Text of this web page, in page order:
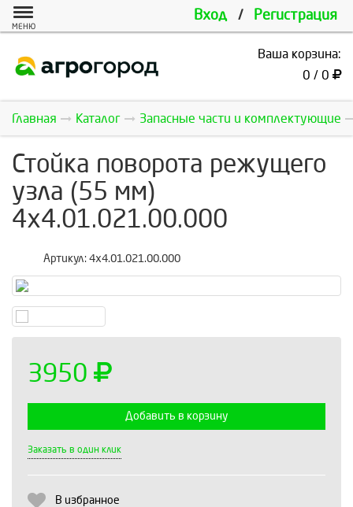
Вход / Регистрация
МЕНЮ
Ваша корзина:
0 / 0
Главная Каталог Запасные части и комплектующие
Стойка поворота режущего
узла (55 мм)
4х4.01.021.00.000
Артикул: 4х4.01.021.00.000
3950
Добавить в корзину
Заказать в один клик
В избранное